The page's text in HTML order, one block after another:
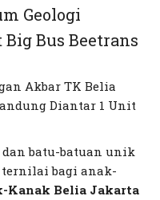
Geologi
Bus Beetrans
batu-batuan unik
bagi anak-
Kanak Belia Jakarta